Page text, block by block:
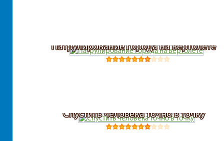
Патрулирование города на вертолете
Спустить человека точно в точку